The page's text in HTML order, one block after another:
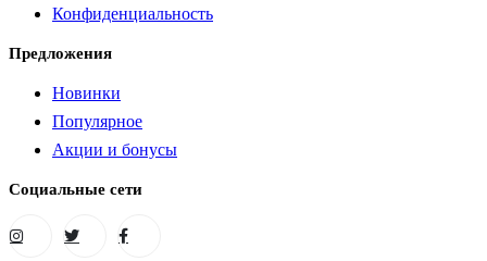
Конфиденциальность
Предложения
Новинки
Популярное
Акции и бонусы
Социальные сети